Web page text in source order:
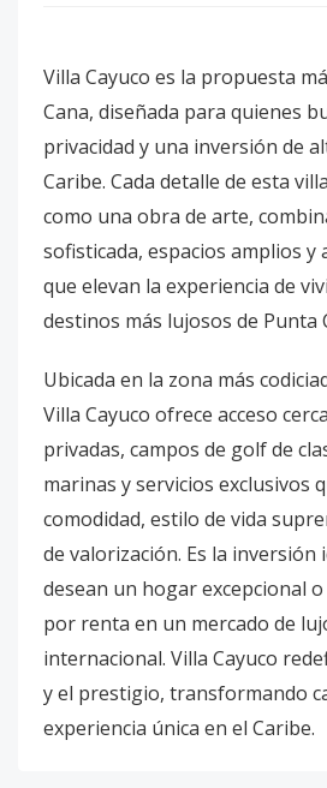
Villa Cayuco es la propuesta
Cana, diseñada para quienes
privacidad y una inversión de
Caribe. Cada detalle de esta
como una obra de arte,
sofisticada, espacios amplios y
que elevan la experiencia de
destinos más lujosos de Punta
Ubicada en la zona más
Villa Cayuco ofrece acceso
privadas, campos de golf de
marinas y servicios exclusivos
comodidad, estilo de vida
de valorización. Es la inversión
desean un hogar excepcional
por renta en un mercado de
internacional. Villa Cayuco
y el prestigio, transformando
experiencia única en el Caribe.